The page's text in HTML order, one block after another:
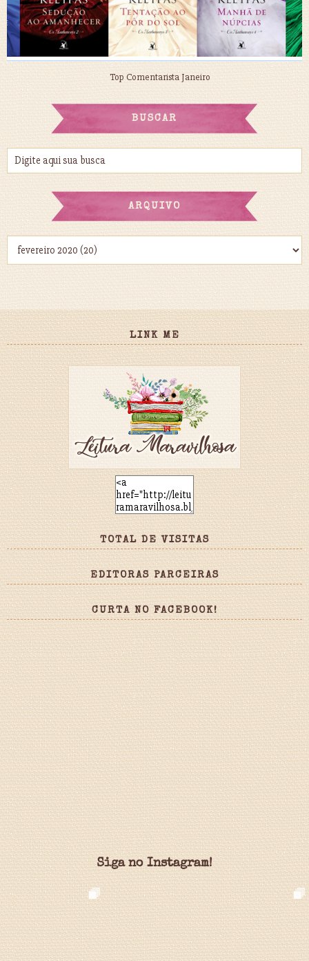
Top Comentarista Janeiro
BUSCAR
ARQUIVO
LINK ME
TOTAL DE VISITAS
EDITORAS PARCEIRAS
CURTA NO FACEBOOK!
Siga no Instagram!